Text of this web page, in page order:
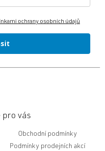
ochrany osobních údajů
vás
Obchodní podmínky
Podmínky prodejních akcí